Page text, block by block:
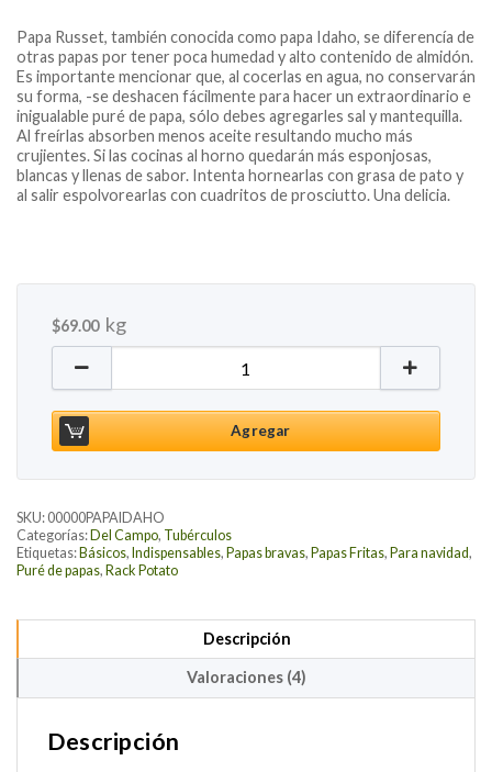
puntuaciones
de
clientes
Papa Russet, también conocida como papa Idaho, se diferencía de
otras papas por tener poca humedad y alto contenido de almidón.
Es importante mencionar que, al cocerlas en agua, no conservarán
su forma, -se deshacen fácilmente para hacer un extraordinario e
inigualable puré de papa, sólo debes agregarles sal y mantequilla.
Al freírlas absorben menos aceite resultando mucho más
crujientes. Si las cocinas al horno quedarán más esponjosas,
blancas y llenas de sabor. Intenta hornearlas con grasa de pato y
al salir espolvorearlas con cuadritos de prosciutto. Una delicia.
$69.00 kg
Agregar
SKU: 00000PAPAIDAHO
Categorías: Del Campo, Tubérculos
Etiquetas: Básicos, Indispensables, Papas bravas, Papas Fritas, Para navidad,
Puré de papas, Rack Potato
Descripción
Valoraciones (4)
Descripción